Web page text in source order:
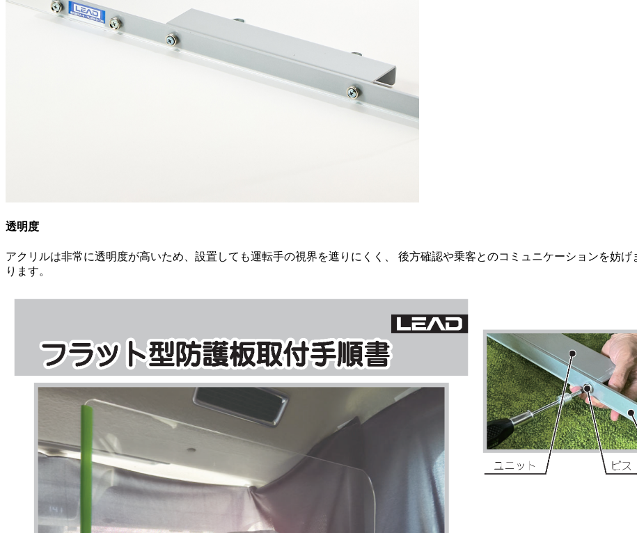
透明度
アクリルは非常に透明度が高いため、設置しても運転手の視界を遮りにくく、 後方確認や乗客とのコミュニケーションを妨
ります。